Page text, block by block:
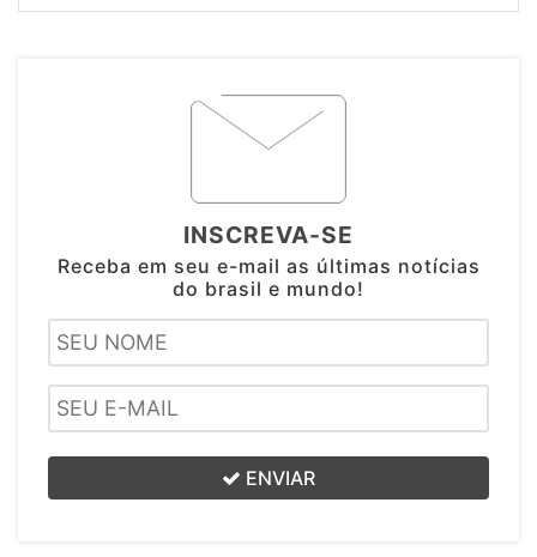
INSCREVA-SE
Receba em seu e-mail as últimas notícias
do brasil e mundo!
ENVIAR